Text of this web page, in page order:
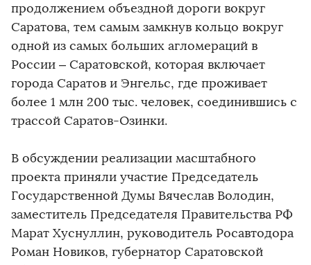
продолжением объездной дороги вокруг
Саратова, тем самым замкнув кольцо вокруг
одной из самых больших агломераций в
России – Саратовской, которая включает
города Саратов и Энгельс, где проживает
более 1 млн 200 тыс. человек, соединившись с
трассой Саратов-Озинки.
В обсуждении реализации масштабного
проекта приняли участие Председатель
Государственной Думы Вячеслав Володин,
заместитель Председателя Правительства РФ
Марат Хуснуллин, руководитель Росавтодора
Роман Новиков, губернатор Саратовской